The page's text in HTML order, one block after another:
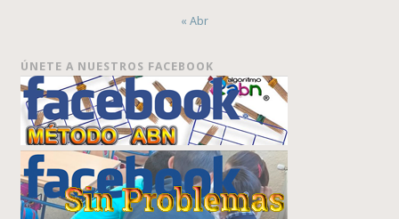
« Abr
ÚNETE A NUESTROS FACEBOOK